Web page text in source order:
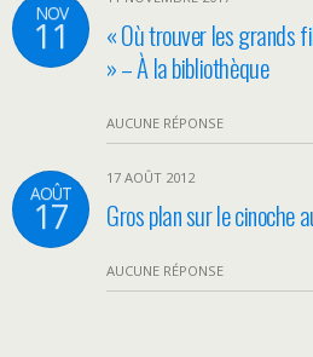
NOV
11
« Où trouver les grands
» – À la bibliothèque
AUCUNE RÉPONSE
AOÛT
17
17 AOÛT 2012
Gros plan sur le cinoche
AUCUNE RÉPONSE